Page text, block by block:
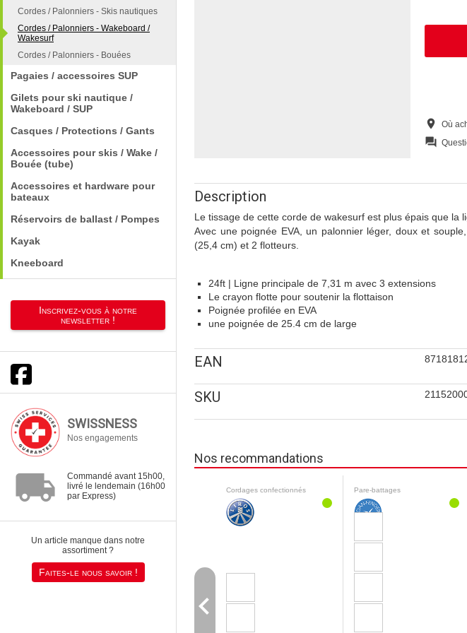
Cordes / Palonniers - Skis nautiques
Cordes / Palonniers - Wakeboard /
Wakesurf
Cordes / Palonniers - Bouées
Pagaies / accessoires SUP
Gilets pour ski nautique /
Wakeboard / SUP
Casques / Protections / Gants
Accessoires pour skis / Wake /
Bouée (tube)
Accessoires et hardware pour
bateaux
Réservoirs de ballast / Pompes
Kayak
Kneeboard
Inscrivez-vous à notre
newsletter !
SWISSNESS
Nos engagements
local_shipping
Commandé avant 15h00,
livré le lendemain (16h00
par Express)
Un article manque dans notre
assortiment ?
Faites-le nous savoir !
location_on Où
question_answer
Description
Le tissage de cette corde de wakesurf est plus épais que la
Avec une poignée EVA, un palonnier léger, doux et
(25,4 cm) et 2 flotteurs.
24ft | Ligne principale de 7,31 m avec 3 extensions
Le crayon flotte pour soutenir la flottaison
Poignée profilée en EVA
une poignée de 25.4 cm de large
EAN
SKU
Nos recommandations
Cordages confectionnés Pare-battages
navigate_before